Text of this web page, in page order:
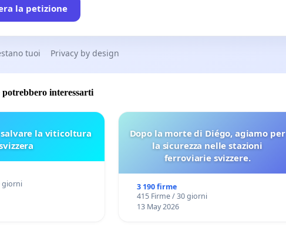
la petizione
tuoi Privacy by design
interessarti
la viticoltura
giorni
Dopo la morte di Diégo, agiamo per
la sicurezza nelle stazioni
ferroviarie svizzere.
3 190 firme
415 Firme / 30 giorni
13 May 2026